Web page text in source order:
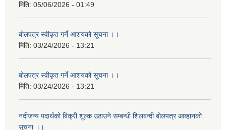
मिति: 05/06/2026 - 01:49
बोलपत्र स्वीकृत गर्ने आशयको सूचना ।।
मिति: 03/24/2026 - 13:21
बोलपत्र स्वीकृत गर्ने आशयको सूचना ।।
मिति: 03/24/2026 - 13:21
नदीजन्य पदार्थको बिक्री शूल्क उठाउने सम्बन्धी शिलबन्दी बोलपत्र आब्हानको
सूचना ।।